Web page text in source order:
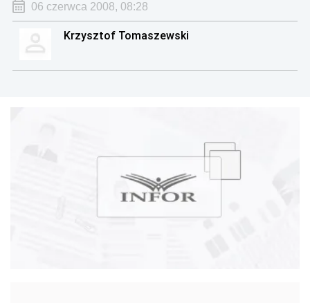
06 czerwca 2008, 08:28
Krzysztof Tomaszewski